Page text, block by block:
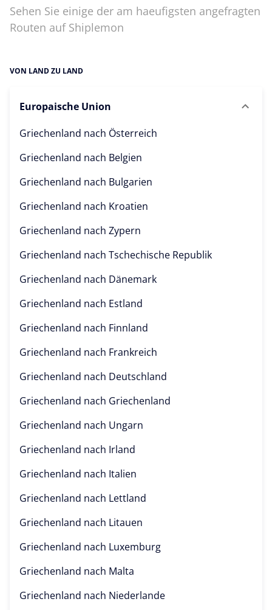
Sehen Sie einige der am haeufigsten angefragten
Routen auf Shiplemon
VON LAND ZU LAND
Europaische Union
Griechenland nach Österreich
Griechenland nach Belgien
Griechenland nach Bulgarien
Griechenland nach Kroatien
Griechenland nach Zypern
Griechenland nach Tschechische Republik
Griechenland nach Dänemark
Griechenland nach Estland
Griechenland nach Finnland
Griechenland nach Frankreich
Griechenland nach Deutschland
Griechenland nach Griechenland
Griechenland nach Ungarn
Griechenland nach Irland
Griechenland nach Italien
Griechenland nach Lettland
Griechenland nach Litauen
Griechenland nach Luxemburg
Griechenland nach Malta
Griechenland nach Niederlande